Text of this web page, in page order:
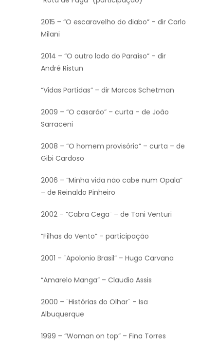
2015 – “O escaravelho do diabo” – dir Carlo
Milani
2014 – “O outro lado do Paraíso” – dir
André Ristun
“Vidas Partidas” – dir Marcos Schetman
2009 – “O casarão” – curta – de João
Sarraceni
2008 – “O homem provisório” – curta – de
Gibi Cardoso
2006 – “Minha vida não cabe num Opala”
– de Reinaldo Pinheiro
2002 – “Cabra Cega¨ – de Toni Venturi
“Filhas do Vento” – participação
2001 – ¨Apolonio Brasil” – Hugo Carvana
“Amarelo Manga” – Claudio Assis
2000 – ¨Histórias do Olhar¨ – Isa
Albuquerque
1999 – “Woman on top” – Fina Torres